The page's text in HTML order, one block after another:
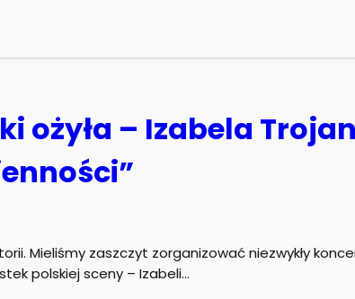
ożyła – Izabela
Mieliśmy zaszczyt zorganizować niezwykły
polskiej sceny – Izabeli…